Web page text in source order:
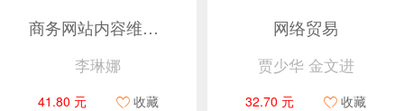
商务网站内容维护与管理
李琳娜
41.80 元 收藏
网络贸易
贾少华 金文进
32.70 元 收藏